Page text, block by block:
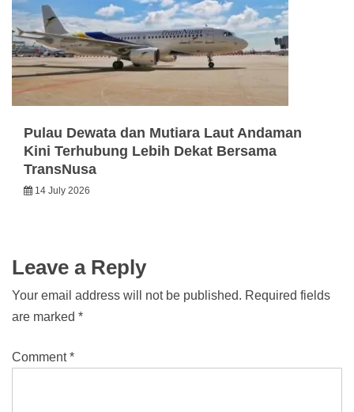
Pulau Dewata dan Mutiara Laut Andaman
Kini Terhubung Lebih Dekat Bersama
TransNusa
14 July 2026
Leave a Reply
Your email address will not be published. Required fields
are marked *
Comment*